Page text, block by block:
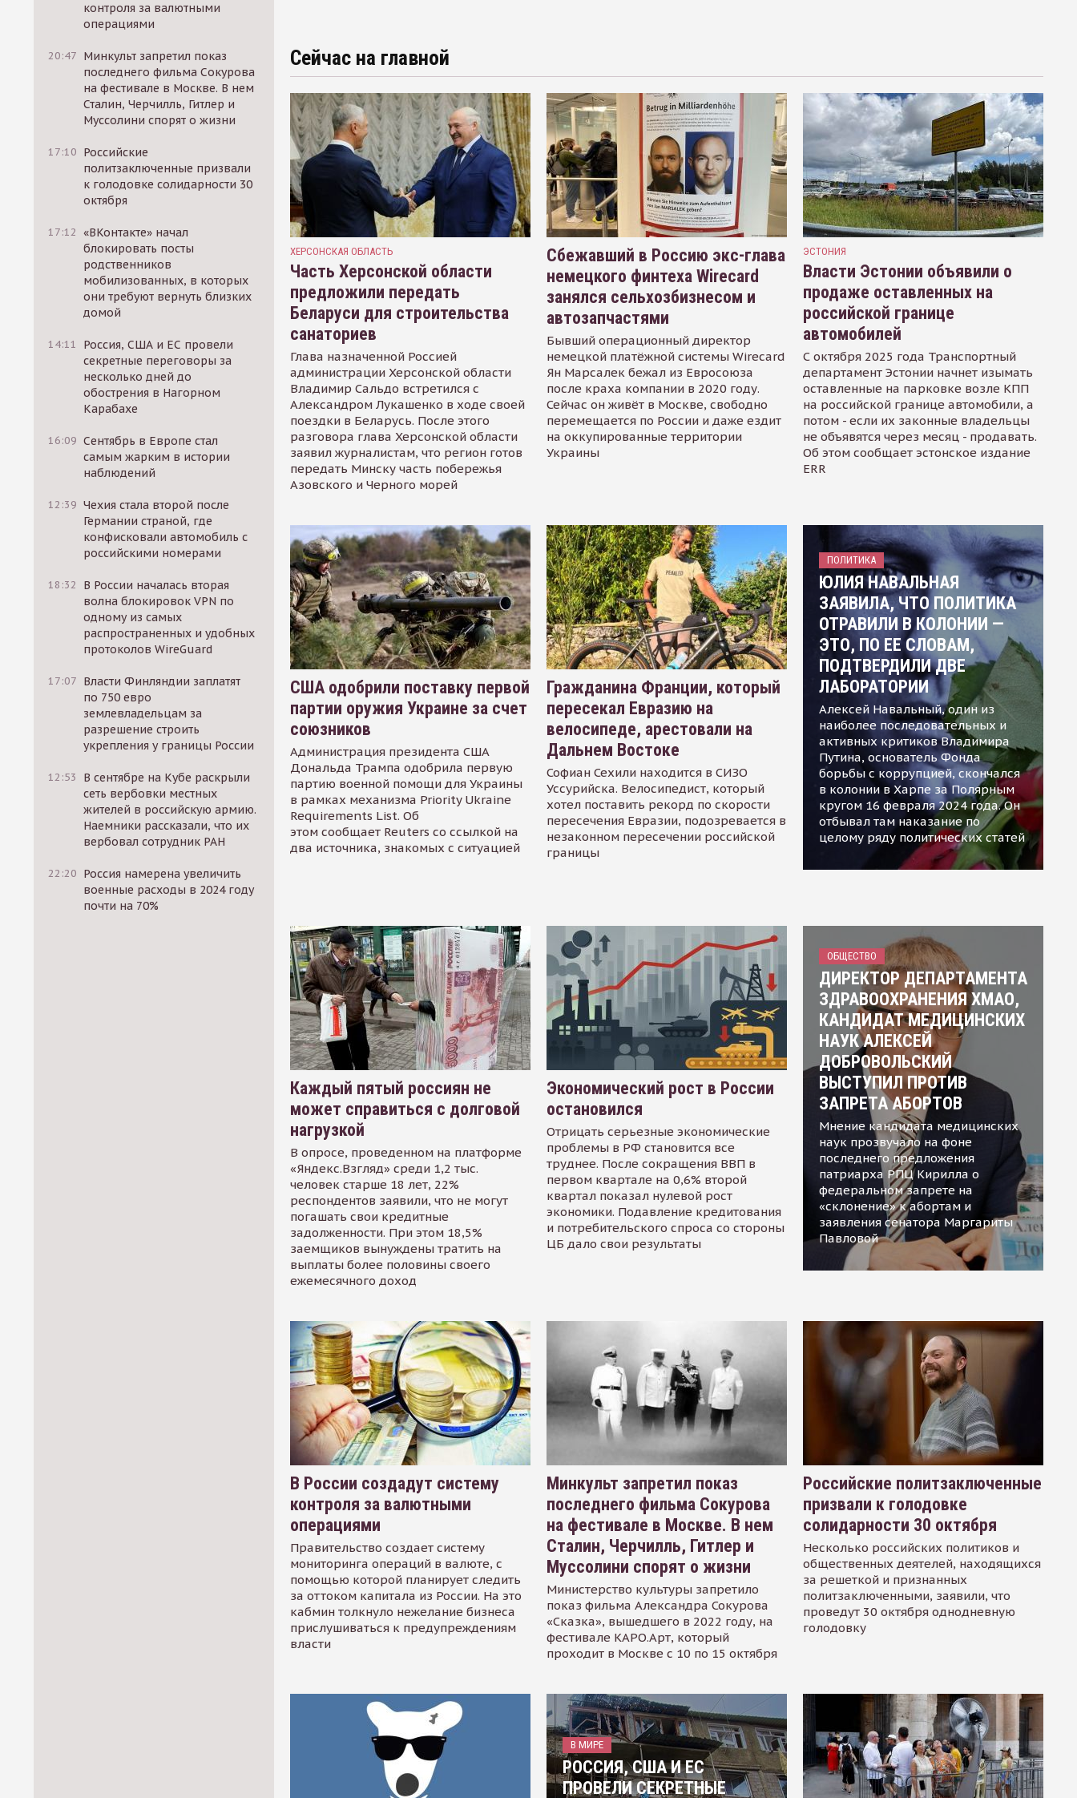
контроля за валютными
операциями
20:47 Минкульт запретил показ
последнего фильма Сокурова
на фестивале в Москве. В нем
Сталин, Черчилль, Гитлер и
Муссолини спорят о жизни
17:10 Российские
политзаключенные призвали
к голодовке солидарности 30
октября
17:12 «ВКонтакте» начал
блокировать посты
родственников
мобилизованных, в которых
они требуют вернуть близких
домой
14:11
Россия, США и ЕС провели
секретные переговоры за
несколько дней до
обострения в Нагорном
Карабахе
16:09 Сентябрь в Европе стал
самым жарким в истории
наблюдений
12:39 Чехия стала второй после
Германии страной, где
конфисковали автомобиль с
российскими номерами
18:32
В России началась вторая
волна блокировок VPN по
одному из самых
распространенных и удобных
протоколов WireGuard
17:07 Власти Финляндии заплатят
по 750 евро
землевладельцам за
разрешение строить
укрепления у границы России
12:53
В сентябре на Кубе раскрыли
сеть вербовки местных
жителей в российскую армию.
Наемники рассказали, что их
вербовал сотрудник РАН
22:20 Россия намерена увеличить
военные расходы в 2024 году
почти на 70%
Сейчас на главной
ХЕРСОНСКАЯ ОБЛАСТЬ
Часть Херсонской области
предложили передать
Беларуси для строительства
санаториев
Глава назначенной Россией
администрации Херсонской области
Владимир Сальдо встретился с
Александром Лукашенко в ходе своей
поездки в Беларусь. После этого
разговора глава Херсонской области
заявил журналистам, что регион готов
передать Минску часть побережья
Азовского и Черного морей
Сбежавший в Россию экс-глава
немецкого финтеха Wirecard
занялся сельхозбизнесом и
автозапчастями
Бывший операционный директор
немецкой платёжной системы Wirecard
Ян Марсалек бежал из Евросоюза
после краха компании в 2020 году.
Сейчас он живёт в Москве, свободно
перемещается по России и даже ездит
на оккупированные территории
Украины
ЭСТОНИЯ
Власти Эстонии объявили о
продаже оставленных на
российской границе
автомобилей
С октября 2025 года Транспортный
департамент Эстонии начнет изымать
оставленные на парковке возле КПП
на российской границе автомобили, а
потом - если их законные владельцы
не объявятся через месяц - продавать.
Об этом сообщает эстонское издание
ERR
США одобрили поставку первой
партии оружия Украине за счет
союзников
Администрация президента США
Дональда Трампа одобрила первую
партию военной помощи для Украины
в рамках механизма Priority Ukraine
Requirements List. Об
этом сообщает Reuters со ссылкой на
два источника, знакомых с ситуацией
Гражданина Франции, который
пересекал Евразию на
велосипеде, арестовали на
Дальнем Востоке
Софиан Сехили находится в СИЗО
Уссурийска. Велосипедист, который
хотел поставить рекорд по скорости
пересечения Евразии, подозревается в
незаконном пересечении российской
границы
ПОЛИТИКА
ЮЛИЯ НАВАЛЬНАЯ
ЗАЯВИЛА, ЧТО ПОЛИТИКА
ОТРАВИЛИ В КОЛОНИИ —
ЭТО, ПО ЕЕ СЛОВАМ,
ПОДТВЕРДИЛИ ДВЕ
ЛАБОРАТОРИИ
Алексей Навальный, один из
наиболее последовательных и
активных критиков Владимира
Путина, основатель Фонда
борьбы с коррупцией, скончался
в колонии в Харпе за Полярным
кругом 16 февраля 2024 года. Он
отбывал там наказание по
целому ряду политических статей
Каждый пятый россиян не
может справиться с долговой
нагрузкой
В опросе, проведенном на платформе
«Яндекс.Взгляд» среди 1,2 тыс.
человек старше 18 лет, 22%
респондентов заявили, что не могут
погашать свои кредитные
задолженности. При этом 18,5%
заемщиков вынуждены тратить на
выплаты более половины своего
ежемесячного доход
Экономический рост в России
остановился
Отрицать серьезные экономические
проблемы в РФ становится все
труднее. После сокращения ВВП в
первом квартале на 0,6% второй
квартал показал нулевой рост
экономики. Подавление кредитования
и потребительского спроса со стороны
ЦБ дало свои результаты
ОБЩЕСТВО
ДИРЕКТОР ДЕПАРТАМЕНТА
ЗДРАВООХРАНЕНИЯ ХМАО,
КАНДИДАТ МЕДИЦИНСКИХ
НАУК АЛЕКСЕЙ
ДОБРОВОЛЬСКИЙ
ВЫСТУПИЛ ПРОТИВ
ЗАПРЕТА АБОРТОВ
Мнение кандидата медицинских
наук прозвучало на фоне
последнего предложения
патриарха РПЦ Кирилла о
федеральном запрете на
«склонение» к абортам и
заявления сенатора Маргариты
Павловой
В России создадут систему
контроля за валютными
операциями
Правительство создает систему
мониторинга операций в валюте, с
помощью которой планирует следить
за оттоком капитала из России. На это
кабмин толкнуло нежелание бизнеса
прислушиваться к предупреждениям
власти
Минкульт запретил показ
последнего фильма Сокурова
на фестивале в Москве. В нем
Сталин, Черчилль, Гитлер и
Муссолини спорят о жизни
Министерство культуры запретило
показ фильма Александра Сокурова
«Сказка», вышедшего в 2022 году, на
фестивале КАРО.Арт, который
проходит в Москве с 10 по 15 октября
Российские политзаключенные
призвали к голодовке
солидарности 30 октября
Несколько российских политиков и
общественных деятелей, находящихся
за решеткой и признанных
политзаключенными, заявили, что
проведут 30 октября однодневную
голодовку
В МИРЕ
РОССИЯ, США И ЕС
ПРОВЕЛИ СЕКРЕТНЫЕ